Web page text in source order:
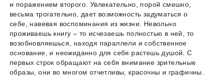
и поражением второго. Увлекательно, порой смешно,
весьма трогательно, дает возможность задуматься о
себе, навевая воспоминания из жизни. Невольно
проживаешь книгу – то исчезаешь полностью в ней, то
возобновляешься, находя параллели и собственное
основание, и неожиданно для себя растешь душой. С
первых строк обращают на себя внимание зрительные
образы, они во многом отчетливы, красочны и графичны.